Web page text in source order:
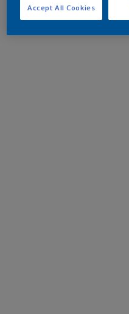
Accept All Cookies